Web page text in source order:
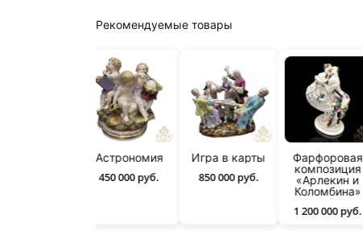
Рекомендуемые товары
Астрономия
450 000 руб.
Игра в карты
850 000 руб.
Фарфоровая
композиция
«Арлекин и
Коломбина»
1 200 000 руб.